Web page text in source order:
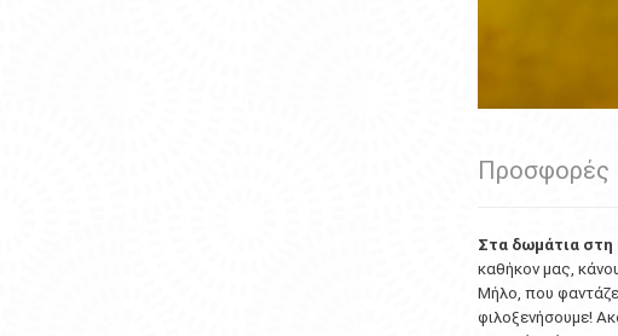
Προσφορές
Στα δωμάτια
καθήκον μας,
Μήλο, που
φιλοξενήσουμε!